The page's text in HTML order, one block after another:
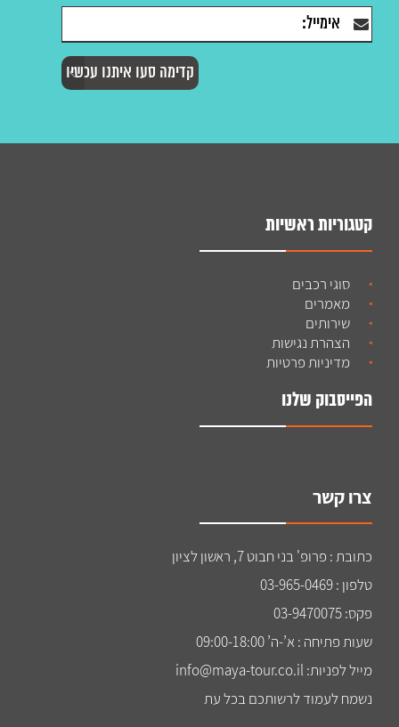
קטגוריות ראשיות
סוגי רכבים
מאמרים
שירותים
הצהרת נגישות
מדיניות פרטיות
הפייסבוק שלנו
צרו קשר
כתובת : פרופ' בני חבוט 7, ראשון לציון
טלפון : 03-965-0469
פקס: 03-9470075
שעות פתיחה : א’-ה’ 09:00-18:00
מייל לפניות: info@maya-tour.co.il
נשמח לעמוד לרשותכם בכל עת